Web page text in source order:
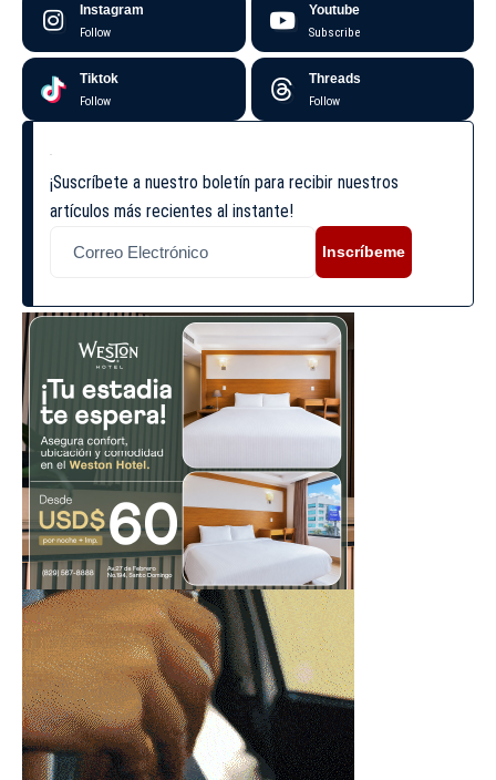
Instagram
Follow
Youtube
Subscribe
Tiktok
Follow
Threads
Follow
¡Suscríbete a nuestro boletín para recibir nuestros
artículos más recientes al instante!
Inscríbeme